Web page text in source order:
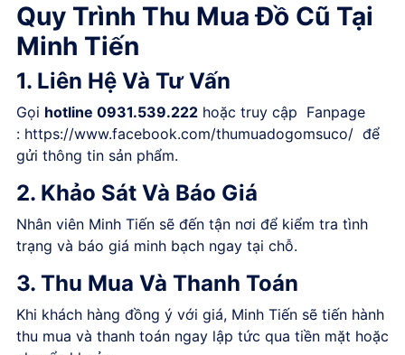
Quy Trình Thu Mua Đồ Cũ Tại
Minh Tiến
1. Liên Hệ Và Tư Vấn
Gọi hotline 0931.539.222 hoặc truy cập Fanpage
: https://www.facebook.com/thumuadogomsuco/ để
gửi thông tin sản phẩm.
2. Khảo Sát Và Báo Giá
Nhân viên Minh Tiến sẽ đến tận nơi để kiểm tra tình
trạng và báo giá minh bạch ngay tại chỗ.
3. Thu Mua Và Thanh Toán
Khi khách hàng đồng ý với giá, Minh Tiến sẽ tiến hành
thu mua và thanh toán ngay lập tức qua tiền mặt hoặc